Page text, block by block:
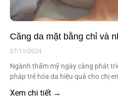
Căng da mặt bằng chỉ và
07/11/2024
Ngành thẩm mỹ ngày càng phát
pháp trẻ hóa da hiệu quả cho chị
Xem chi tiết →